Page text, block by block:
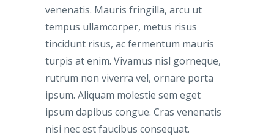
venenatis. Mauris fringilla, arcu ut
tempus ullamcorper, metus risus
tincidunt risus, ac fermentum mauris
turpis at enim. Vivamus nisl gorneque,
rutrum non viverra vel, ornare porta
ipsum. Aliquam molestie sem eget
ipsum dapibus congue. Cras venenatis
nisi nec est faucibus consequat.